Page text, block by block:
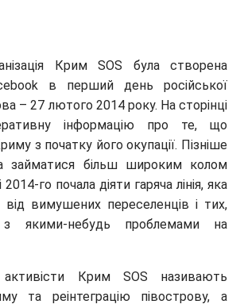
Крим SOS була створена
в перший день російської
– 27 лютого 2014 року. На сторінці
інформацію про те, що
з початку його окупації. Пізніше
займатися більш широким колом
го почала діяти гаряча лінія, яка
від вимушених переселенців і тих,
з якими-небудь проблемами на
Крим SOS називають
та реінтеграцію півострову, а